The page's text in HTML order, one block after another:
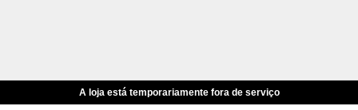
A loja está temporariamente fora de serviço